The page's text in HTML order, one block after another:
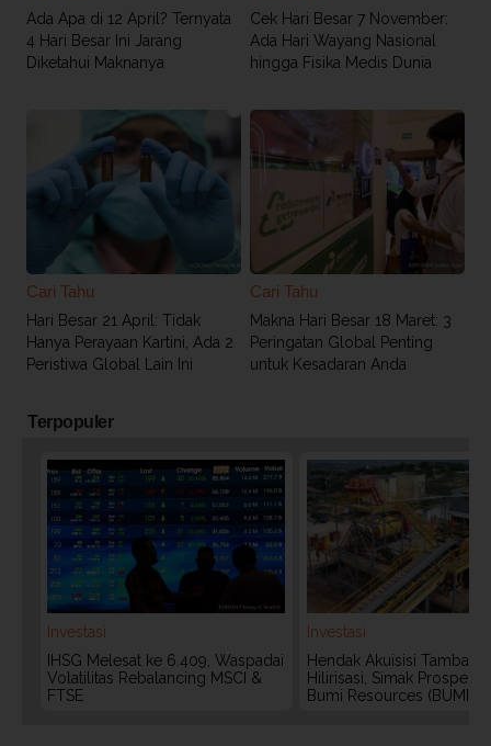
Ada Apa di 12 April? Ternyata
4 Hari Besar Ini Jarang
Diketahui Maknanya
Cek Hari Besar 7 November:
Ada Hari Wayang Nasional
hingga Fisika Medis Dunia
Cari Tahu
Hari Besar 21 April: Tidak
Hanya Perayaan Kartini, Ada 2
Peristiwa Global Lain Ini
Cari Tahu
Makna Hari Besar 18 Maret: 3
Peringatan Global Penting
untuk Kesadaran Anda
Terpopuler
Investasi
IHSG Melesat ke 6.409, Waspadai
Volatilitas Rebalancing MSCI &
FTSE
Investasi
Hendak Akuisisi
Hilirisasi, Simak Prospek
Bumi Resources (BUMI)